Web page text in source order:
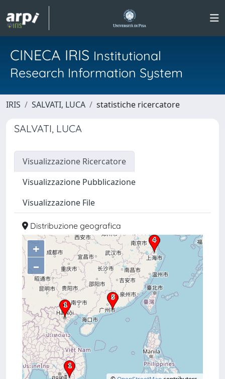
CINECA IRIS Institutional
Research Information System
IRIS SALVATI, LUCA statistiche ricercatore
SALVATI, LUCA
Visualizzazione Ricercatore
Visualizzazione Pubblicazione
Visualizzazione File
Distribuzione geografica
+
–